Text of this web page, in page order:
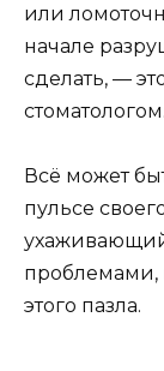
или
начале
сделать, —
стоматологом.
Всё может
пульсе
ухаживающий
проблемами,
этого пазла.